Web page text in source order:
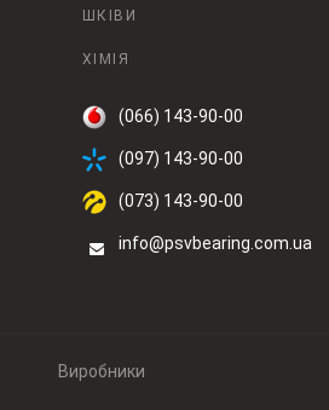
ШКІВИ
ХІМІЯ
(066) 143-90-00
(097) 143-90-00
(073) 143-90-00
info@psvbearing.com.ua
Виробники